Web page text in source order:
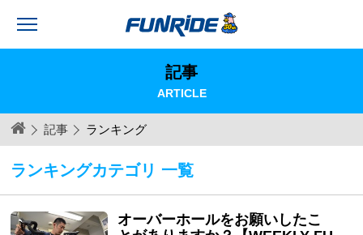
記事
ARTICLE
記事 ランキング
ランキングカテゴリ 一覧
オーバーホールをお願いしたこ